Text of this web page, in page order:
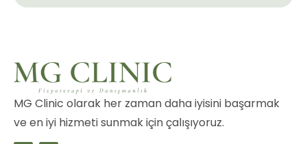
MG Clinic olarak her zaman daha iyisini başarmak
ve en iyi hizmeti sunmak için çalışıyoruz.